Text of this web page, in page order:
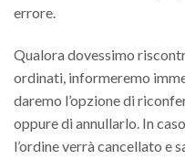
errore.
Qualora dovessimo
ordinati, informeremo
daremo l’opzione di
oppure di annullarlo. In
l’ordine verrà cancellato e